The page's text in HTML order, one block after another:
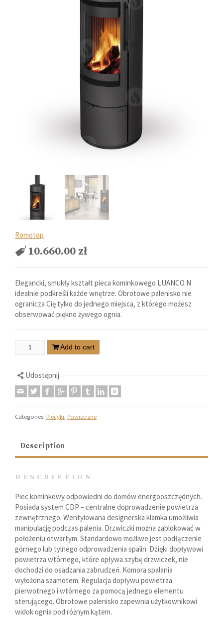
Romotop
10.660.00 zł
Elegancki, smukły kształt pieca kominkowego LUANCO N
idealnie podkreśli każde wnętrze. Obrotowe palenisko nie
ogranicza Cię tylko do jednego miejsca, z którego możesz
obserwować piękno żywego ognia.
Add to cart
Udostępnij
Categories: Piecyki Powietrzne
Description
DESCRIPTION
Piec kominkowy odpowiedni do domów energooszczędnych.
Posiada system CDP – centralne doprowadzenie powietrza
zewnętrznego. Wentylowana designerska klamka umożliwia
manipulację podczas palenia. Drzwiczki można zablokować w
położeniu otwartym. Standardowo możliwe jest podłączenie
górnego lub tylnego odprowadzenia spalin. Dzięki dopływowi
powietrza wtórnego, które opływa szybę drzwiczek, nie
dochodzi do osadzania zabrudzeń. Komora spalania
wyłożona szamotem. Regulacja dopływu powietrza
pierwotnego i wtórnego za pomocą jednego elementu
sterującego. Obrotowe palenisko zapewnia użytkownikowi
widok ognia pod różnym kątem.